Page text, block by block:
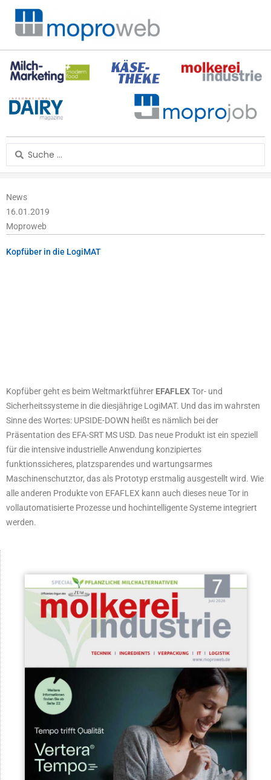
Zum
Inhalt
springen
Search
...
News
16.01.2019
Moproweb
Kopfüber in die LogiMAT
Kopfüber geht es beim Weltmarktführer EFAFLEXTor- und
Sicherheitssysteme in die diesjährige LogiMAT. Und das im wahrsten
Sinne des Wortes: UPSIDE-DOWN heißt es nämlich bei der
Präsentation des EFA-SRT MS USD. Das neue Produkt ist ein speziell
für die intensive industrielle Anwendung konzipiertes
funktionssicheres, platzsparendes und wartungsarmes
Maschinenschutztor, das als Prototyp erstmalig ausgestellt wird. Wie
alle anderen Produkte von EFAFLEX kann auch dieses neue Tor in
vollautomatisierte Prozesse und hochintelligente Systeme integriert
werden.